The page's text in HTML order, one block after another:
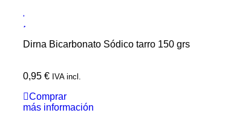
Dirna Bicarbonato Sódico tarro 150 grs
0,95 € IVA incl.
Comprar
más información